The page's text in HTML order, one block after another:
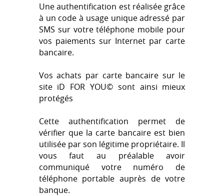
Une authentification est réalisée grâce
à un code à usage unique adressé par
SMS sur votre téléphone mobile pour
vos paiements sur Internet par carte
bancaire.
Vos achats par carte bancaire sur le
site iD FOR YOU© sont ainsi mieux
protégés
Cette authentification permet de
vérifier que la carte bancaire est bien
utilisée par son légitime propriétaire. Il
vous faut au préalable avoir
communiqué votre numéro de
téléphone portable auprès de votre
banque.